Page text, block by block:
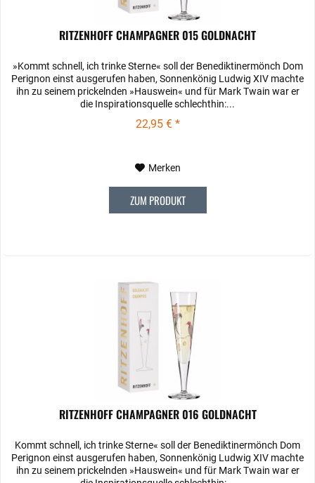
RITZENHOFF CHAMPAGNER 015 GOLDNACHT
»Kommt schnell, ich trinke Sterne« soll der Benediktinermönch Dom
Perignon einst ausgerufen haben, Sonnenkönig Ludwig XIV machte
ihn zu seinem prickelnden »Hauswein« und für Mark Twain war er
die Inspirationsquelle schlechthin:...
22,95 € *
Merken
ZUM PRODUKT
RITZENHOFF CHAMPAGNER 016 GOLDNACHT
Kommt schnell, ich trinke Sterne« soll der Benediktinermönch Dom
Perignon einst ausgerufen haben, Sonnenkönig Ludwig XIV machte
ihn zu seinem prickelnden »Hauswein« und für Mark Twain war er